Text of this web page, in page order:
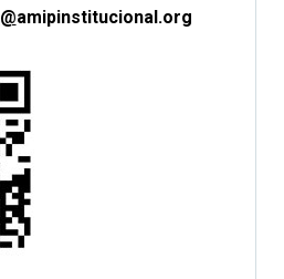
@amipinstitucional.org